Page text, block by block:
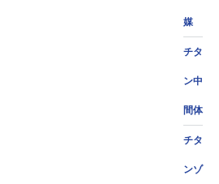
媒
チタ
ン中
間体
チタ
ンゾ